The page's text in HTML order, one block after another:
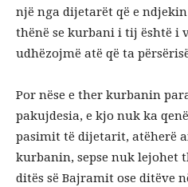
një nga dijetarët që e
thënë se kurbani i tij është i
udhëzojmë atë që ta
Por nëse e ther kurbanin
pakujdesia, e kjo nuk ka
pasimit të dijetarit, atëherë
kurbanin, sepse nuk lejohet
ditës së Bajramit ose ditëve